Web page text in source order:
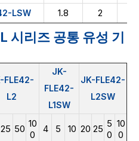
LSW 1.8 2
시리즈 공통 유성 기
FLE42-
L2
JK-
FLE42-
L1SW
JK-FLE42-
L2SW
25 50 10
0
4 5 10 20 25 5
0
10
0